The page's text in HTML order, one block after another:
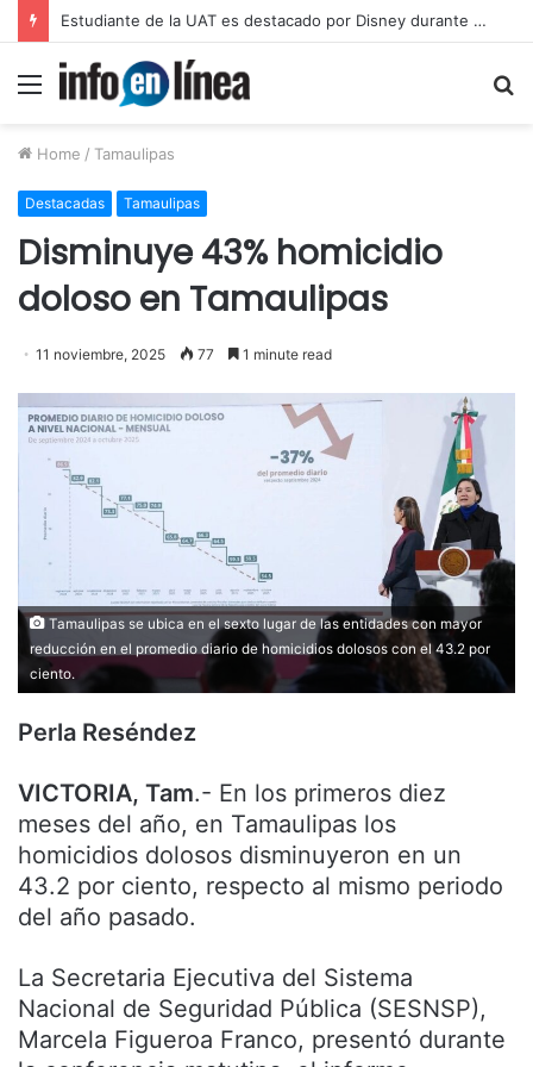
UAT proyecta alcanzar una matrícula de 45 mil estudiantes
Menu
Home / Tamaulipas
Destacadas Tamaulipas
Disminuye 43% homicidio
doloso en Tamaulipas
11 noviembre, 2025 77 1 minute read
Tamaulipas se ubica en el sexto lugar de las entidades con mayor
reducción en el promedio diario de homicidios dolosos con el 43.2 por
ciento.
Perla Reséndez
VICTORIA, Tam.- En los primeros diez
meses del año, en Tamaulipas los
homicidios dolosos disminuyeron en un
43.2 por ciento, respecto al mismo periodo
del año pasado.
La Secretaria Ejecutiva del Sistema
Nacional de Seguridad Pública (SESNSP),
Marcela Figueroa Franco, presentó durante